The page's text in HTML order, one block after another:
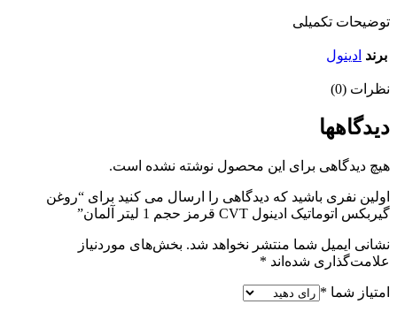
توضیحات تکمیلی
برند ادینول
نظرات (0)
دیدگاهها
هیچ دیدگاهی برای این محصول نوشته نشده است.
اولین نفری باشید که دیدگاهی را ارسال می کنید برای “روغن
گیربکس اتوماتیک ادینول CVT قرمز حجم 1 لیتر آلمان”
نشانی ایمیل شما منتشر نخواهد شد. بخش‌های موردنیاز
علامت‌گذاری شده‌اند *
امتیاز شما *